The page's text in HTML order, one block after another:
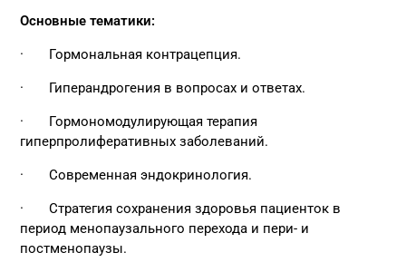
Основные тематики:
· Гормональная контрацепция.
· Гиперандрогения в вопросах и ответах.
· Гормономодулирующая терапия
гиперпролиферативных заболеваний.
· Современная эндокринология.
· Стратегия сохранения здоровья пациенток в
период менопаузального перехода и пери- и
постменопаузы.